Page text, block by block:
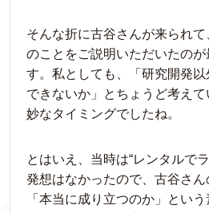
そんな折に古谷さんが来られ
のことをご説明いただいたの
す。私としても、「研究開発
できないか」とちょうど考え
妙なタイミングでしたね。
とはいえ、当時は“レンタルで
発想はなかったので、古谷さん
「本当に成り立つのか」とい